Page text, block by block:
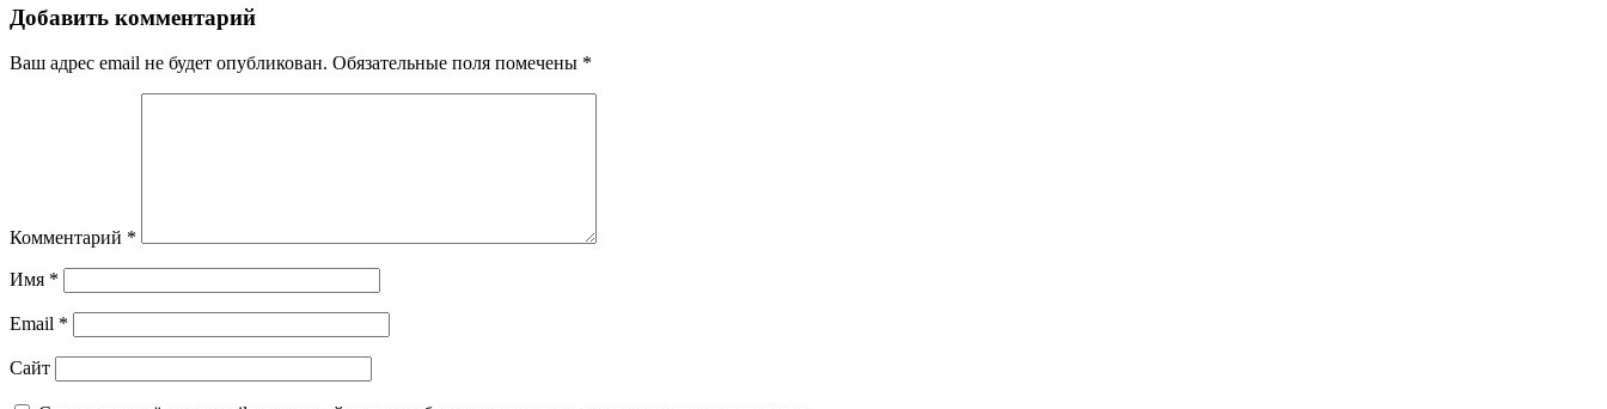
Добавить комментарий
Ваш адрес email не будет опубликован. Обязательные поля помечены *
Комментарий *
Имя *
Email *
Сайт